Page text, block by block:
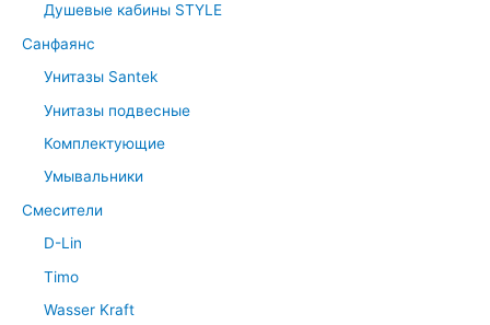
Душевые кабины STYLE
Санфаянс
Унитазы Santek
Унитазы подвесные
Комплектующие
Умывальники
Смесители
D-Lin
Timo
Wasser Kraft